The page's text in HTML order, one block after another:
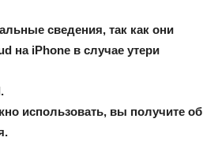
сведения, так как они
на iPhone в случае утери
использовать, вы получите об